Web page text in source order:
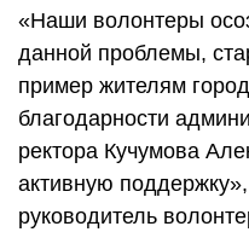
«Наши волонтеры
данной проблемы,
пример жителям
благодарности
ректора Кучумова
активную
руководитель